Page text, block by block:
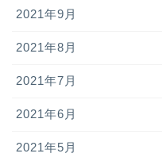
2021年9月
2021年8月
2021年7月
2021年6月
2021年5月